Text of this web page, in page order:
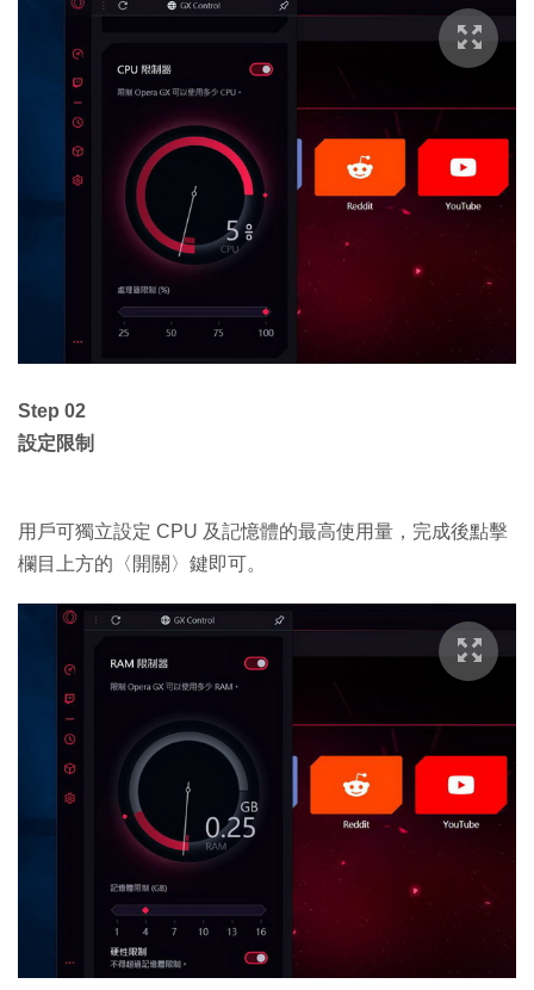
Step 02
設定限制
用戶可獨立設定 CPU 及記憶體的最高使用量，完成後點擊
欄目上方的〈開關〉鍵即可。